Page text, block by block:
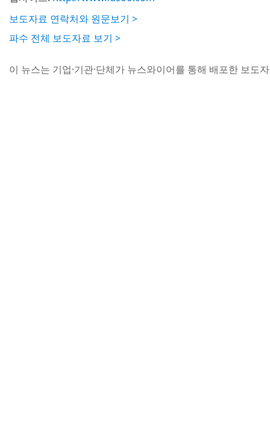
보도자료 연락처와 원문보기 >
파수 전체 보도자료 보기 >
이 뉴스는 기업·기관·단체가 뉴스와이어를 통해 배포한 보도